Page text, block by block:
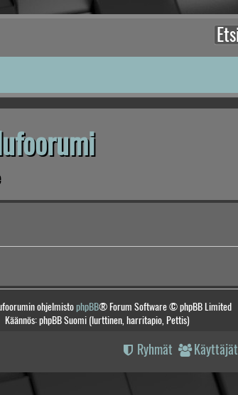
ohjelmistophpBB® Forum Software © phpBB Limited
Käännös: phpBB Suomi (lurttinen, harritapio, Pettis)
Käyttäjät
Ryhmät